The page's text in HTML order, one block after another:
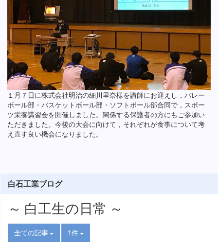
１月７日に株式会社明治の細川里奈様を講師にお迎えし，バレー
ボール部・バスケットボール部・ソフトボール部合同で，スポー
ツ栄養講習会を開催しました。関係する保護者の方にもご参加い
ただきました。今後の大会に向けて，それぞれが食事について考
え直す良い機会になりました。
白石工業ブログ
～ 白工生の日常 ～
全ての記事 1件